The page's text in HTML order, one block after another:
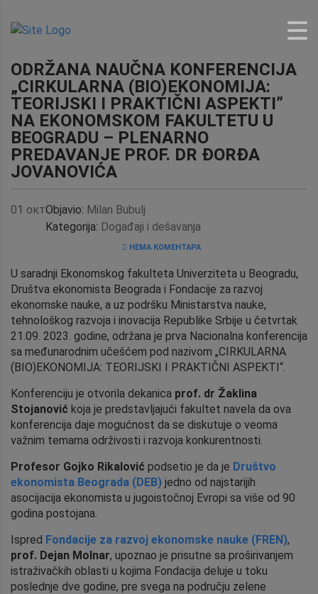
ODRŽANA NAUČNA KONFERENCIJA
„CIRKULARNA (BIO)EKONOMIJA:
TEORIJSKI I PRAKTIČNI ASPEKTI”
NA EKONOMSKOM FAKULTETU U
BEOGRADU – PLENARNO
PREDAVANJE PROF. DR ĐORĐA
JOVANOVIĆA
01 октObjavio: Milan Bubulj
Kategorija: Događaji i dešavanja
НЕМА КОМЕНТАРА
U saradnji Ekonomskog fakulteta Univerziteta u Beogradu,
Društva ekonomista Beograda i Fondacije za razvoj
ekonomske nauke, a uz podršku Ministarstva nauke,
tehnološkog razvoja i inovacija Republike Srbije u četvrtak
21.09. 2023. godine, održana je prva Nacionalna konferencija
sa međunarodnim učešćem pod nazivom „CIRKULARNA
(BIO)EKONOMIJA: TEORIJSKI I PRAKTIČNI ASPEKTI“.
Konferenciju je otvorila dekanica prof. dr Žaklina
Stojanović koja je predstavljajući fakultet navela da ova
konferencija daje mogućnost da se diskutuje o veoma
važnim temama održivosti i razvoja konkurentnosti.
Profesor Gojko Rikalović podsetio je da je Društvo
ekonomista Beograda (DEB) jedno od najstarijih
asocijacija ekonomista u jugoistočnoj Evropi sa više od 90
godina postojana.
Ispred Fondacije za razvoj ekonomske nauke (FREN),
prof. Dejan Molnar, upoznao je prisutne sa proširivanjem
istraživačkih oblasti u kojima Fondacija deluje u toku
poslednje dve godine, pre svega na području zelene